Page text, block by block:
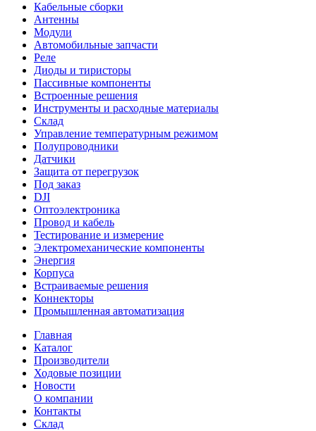
Кабельные сборки
Антенны
Модули
Автомобильные запчасти
Реле
Диоды и тиристоры
Пассивные компоненты
Встроенные решения
Инструменты и расходные материалы
Склад
Управление температурным режимом
Полупроводники
Датчики
Защита от перегрузок
Под заказ
DJI
Оптоэлектроника
Провод и кабель
Тестирование и измерение
Электромеханические компоненты
Энергия
Корпуса
Встраиваемые решения
Коннекторы
Промышленная автоматизация
Главная
Каталог
Производители
Ходовые позиции
Новости
О компании
Контакты
Склад